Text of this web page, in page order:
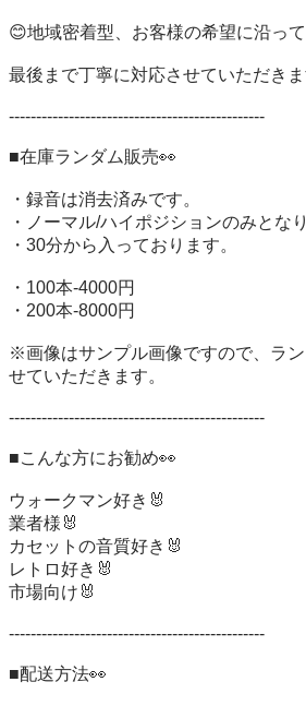
😊地域密着型、お客様の希望に沿って
最後まで丁寧に対応させていただき
-----------------------------------------------
■在庫ランダム販売👀
・録音は消去済みです。
・ノーマル/ハイポジションのみとな
・30分から入っております。
・100本-4000円
・200本-8000円
※画像はサンプル画像ですので、ラ
せていただきます。
-----------------------------------------------
■こんな方にお勧め👀
ウォークマン好き🐰
業者様🐰
カセットの音質好き🐰
レトロ好き🐰
市場向け🐰
-----------------------------------------------
■配送方法👀